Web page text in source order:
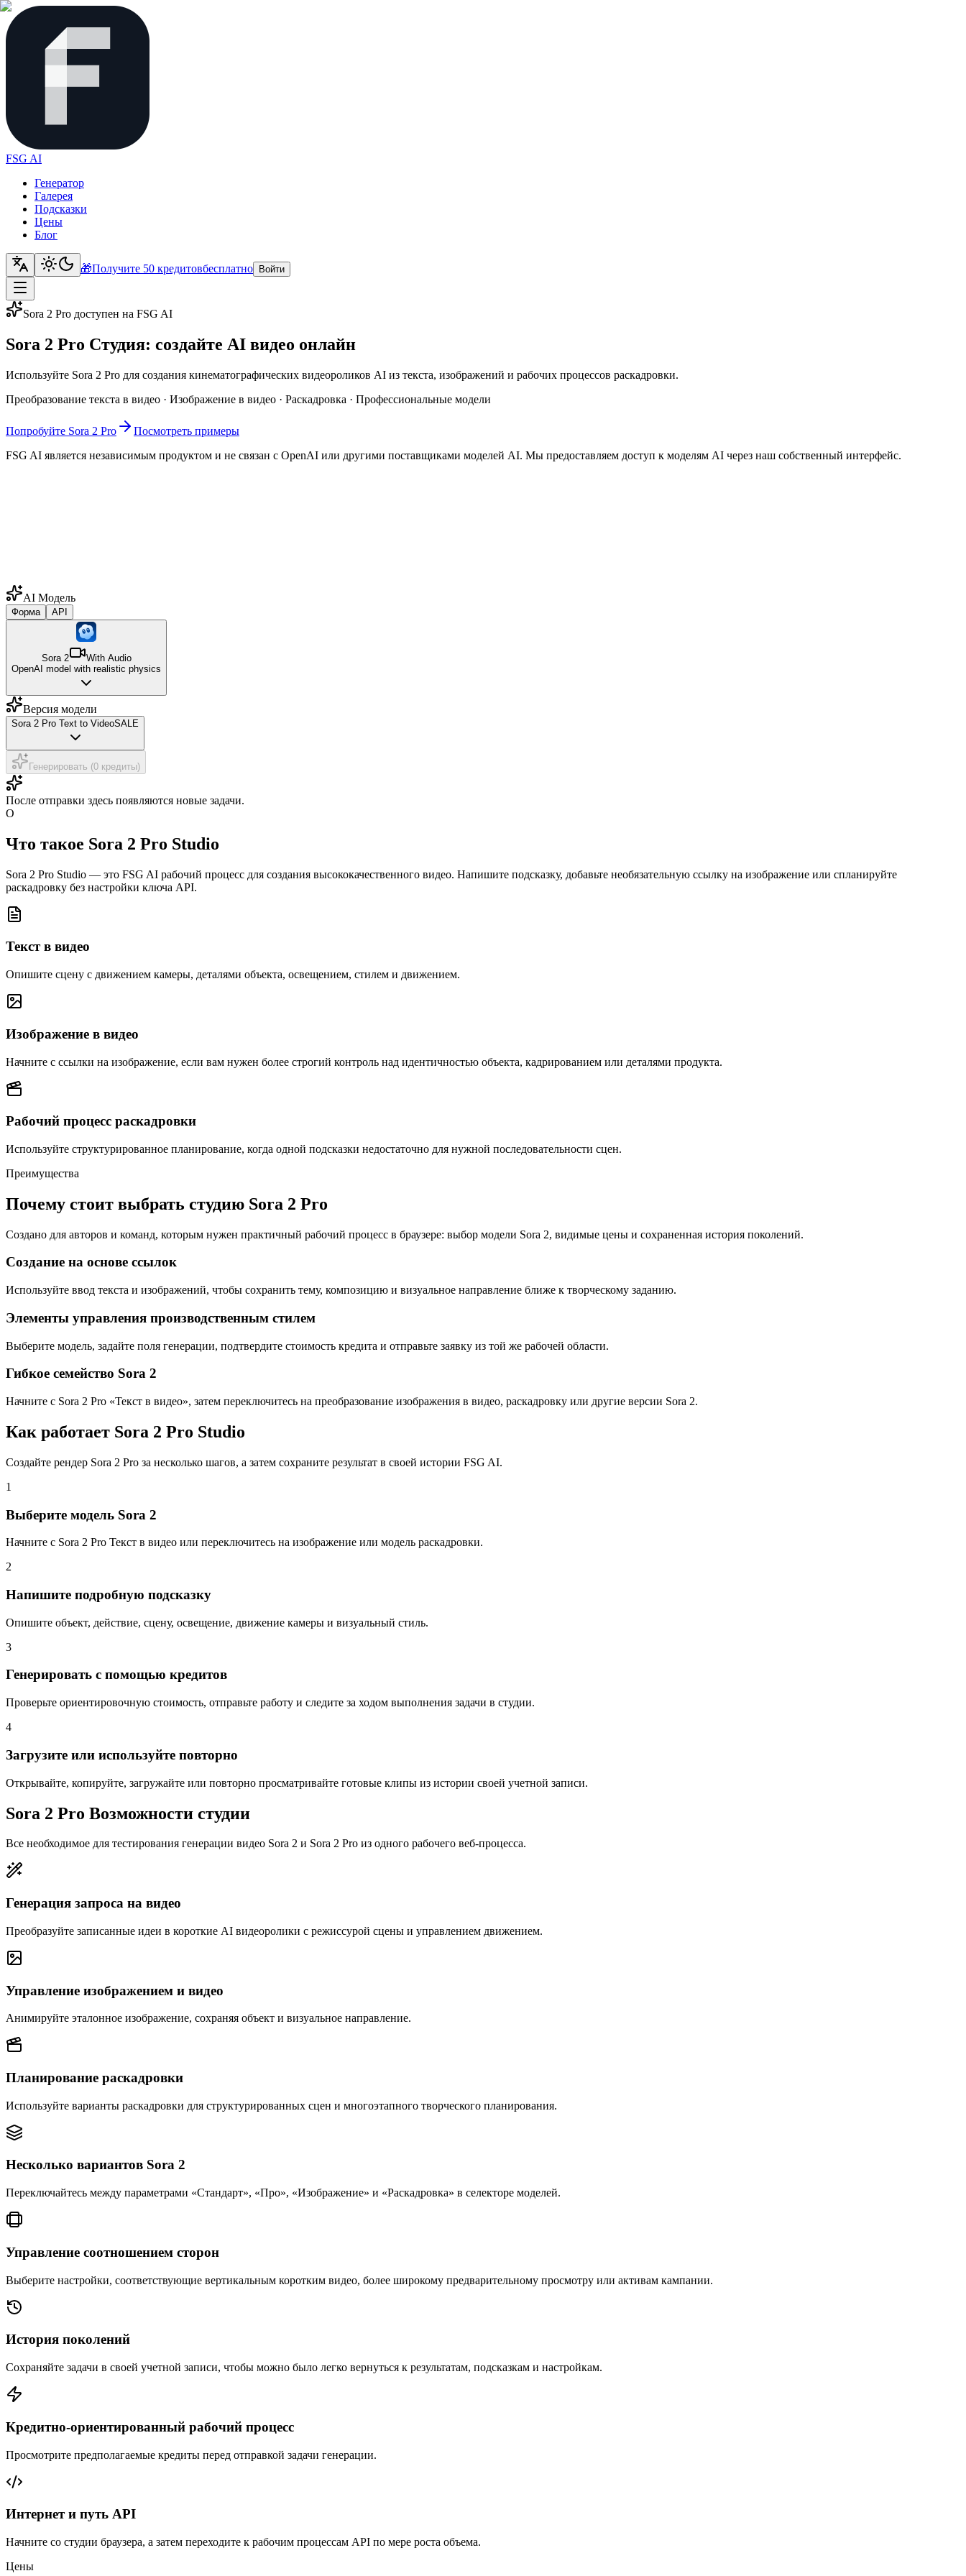
FSG AI
Генератор
Галерея
Подсказки
Цены
Блог
🎁Получите 50 кредитовбесплатно Войти
Sora 2 Pro доступен на FSG AI
Sora 2 Pro Студия: создайте AI видео онлайн
Используйте Sora 2 Pro для создания кинематографических видеороликов AI из текста, изображений и рабочих процессов раскадровки.
Преобразование текста в видео · Изображение в видео · Раскадровка · Профессиональные модели
Попробуйте Sora 2 Pro
Посмотреть примеры
FSG AI является независимым продуктом и не связан с OpenAI или другими поставщиками моделей AI. Мы предоставляем доступ к моделям AI через наш собственный интерфейс.
AI Модель
Форма API
Sora 2
With Audio
OpenAI model with realistic physics
Версия модели
Sora 2 Pro Text to VideoSALE
Генерировать (0 кредиты)
После отправки здесь появляются новые задачи.
О
Что такое Sora 2 Pro Studio
Sora 2 Pro Studio — это FSG AI рабочий процесс для создания высококачественного видео. Напишите подсказку, добавьте необязательную ссылку на изображение или спланируйте
раскадровку без настройки ключа API.
Текст в видео
Опишите сцену с движением камеры, деталями объекта, освещением, стилем и движением.
Изображение в видео
Начните с ссылки на изображение, если вам нужен более строгий контроль над идентичностью объекта, кадрированием или деталями продукта.
Рабочий процесс раскадровки
Используйте структурированное планирование, когда одной подсказки недостаточно для нужной последовательности сцен.
Преимущества
Почему стоит выбрать студию Sora 2 Pro
Создано для авторов и команд, которым нужен практичный рабочий процесс в браузере: выбор модели Sora 2, видимые цены и сохраненная история поколений.
Создание на основе ссылок
Используйте ввод текста и изображений, чтобы сохранить тему, композицию и визуальное направление ближе к творческому заданию.
Элементы управления производственным стилем
Выберите модель, задайте поля генерации, подтвердите стоимость кредита и отправьте заявку из той же рабочей области.
Гибкое семейство Sora 2
Начните с Sora 2 Pro «Текст в видео», затем переключитесь на преобразование изображения в видео, раскадровку или другие версии Sora 2.
Как работает Sora 2 Pro Studio
Создайте рендер Sora 2 Pro за несколько шагов, а затем сохраните результат в своей истории FSG AI.
1
Выберите модель Sora 2
Начните с Sora 2 Pro Текст в видео или переключитесь на изображение или модель раскадровки.
2
Напишите подробную подсказку
Опишите объект, действие, сцену, освещение, движение камеры и визуальный стиль.
3
Генерировать с помощью кредитов
Проверьте ориентировочную стоимость, отправьте работу и следите за ходом выполнения задачи в студии.
4
Загрузите или используйте повторно
Открывайте, копируйте, загружайте или повторно просматривайте готовые клипы из истории своей учетной записи.
Sora 2 Pro Возможности студии
Все необходимое для тестирования генерации видео Sora 2 и Sora 2 Pro из одного рабочего веб-процесса.
Генерация запроса на видео
Преобразуйте записанные идеи в короткие AI видеоролики с режиссурой сцены и управлением движением.
Управление изображением и видео
Анимируйте эталонное изображение, сохраняя объект и визуальное направление.
Планирование раскадровки
Используйте варианты раскадровки для структурированных сцен и многоэтапного творческого планирования.
Несколько вариантов Sora 2
Переключайтесь между параметрами «Стандарт», «Про», «Изображение» и «Раскадровка» в селекторе моделей.
Управление соотношением сторон
Выберите настройки, соответствующие вертикальным коротким видео, более широкому предварительному просмотру или активам кампании.
История поколений
Сохраняйте задачи в своей учетной записи, чтобы можно было легко вернуться к результатам, подсказкам и настройкам.
Кредитно-ориентированный рабочий процесс
Просмотрите предполагаемые кредиты перед отправкой задачи генерации.
Интернет и путь API
Начните со студии браузера, а затем переходите к рабочим процессам API по мере роста объема.
Цены